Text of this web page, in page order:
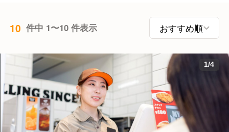
10 件中 1〜10 件表示
1/4